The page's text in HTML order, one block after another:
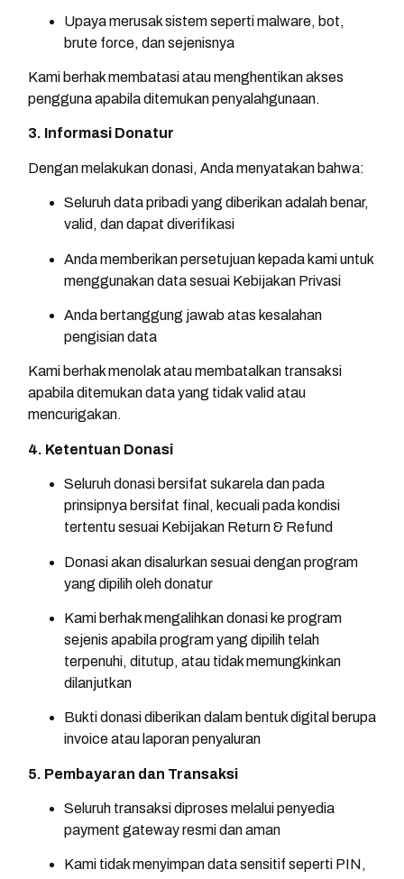
Upaya merusak sistem seperti malware, bot,
brute force, dan sejenisnya
Kami berhak membatasi atau menghentikan akses
pengguna apabila ditemukan penyalahgunaan.
3. Informasi Donatur
Dengan melakukan donasi, Anda menyatakan bahwa:
Seluruh data pribadi yang diberikan adalah benar,
valid, dan dapat diverifikasi
Anda memberikan persetujuan kepada kami untuk
menggunakan data sesuai Kebijakan Privasi
Anda bertanggung jawab atas kesalahan
pengisian data
Kami berhak menolak atau membatalkan transaksi
apabila ditemukan data yang tidak valid atau
mencurigakan.
4. Ketentuan Donasi
Seluruh donasi bersifat sukarela dan pada
prinsipnya bersifat final, kecuali pada kondisi
tertentu sesuai Kebijakan Return & Refund
Donasi akan disalurkan sesuai dengan program
yang dipilih oleh donatur
Kami berhak mengalihkan donasi ke program
sejenis apabila program yang dipilih telah
terpenuhi, ditutup, atau tidak memungkinkan
dilanjutkan
Bukti donasi diberikan dalam bentuk digital berupa
invoice atau laporan penyaluran
5. Pembayaran dan Transaksi
Seluruh transaksi diproses melalui penyedia
payment gateway resmi dan aman
Kami tidak menyimpan data sensitif seperti PIN,